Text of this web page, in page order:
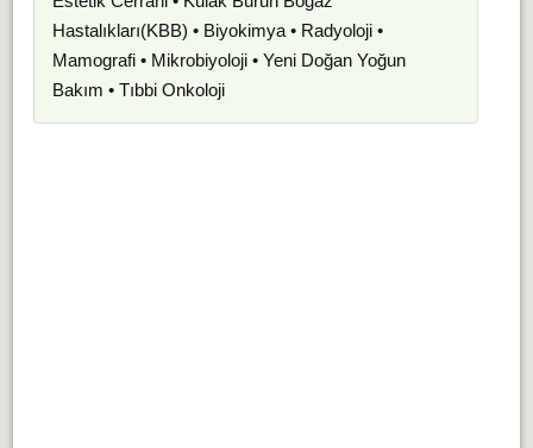
Hastalıkları(KBB) • Biyokimya • Radyoloji •
Mamografi • Mikrobiyoloji • Yeni Doğan Yoğun
Bakım • Tıbbi Onkoloji